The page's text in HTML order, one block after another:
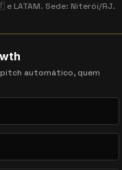
LATAM. Sede: Niterói/RJ.
automático, quem